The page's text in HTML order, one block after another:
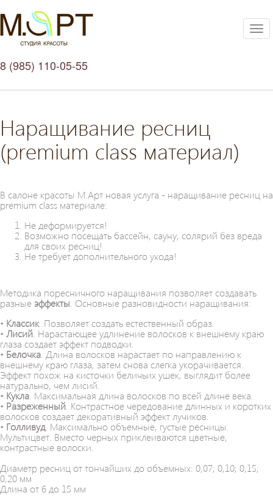
8 (985) 110-05-55
Наращивание ресниц
(premium class материал)
В салоне красоты М.Арт новая услуга - наращивание ресниц на
premium class материале:
Не деформируется!
Возможно посещать бассейн, сауну, солярий без вреда
для своих ресниц!
Не требует дополнительного ухода!
Методика поресничного наращивания позволяет создавать
разныеэффекты . Основные разновидности наращивания:
• Классик. Позволяет создать естественный образ.
• Лисий . Нарастающее удлинение волосков к внешнему краю
глаза создает эффект подводки.
• Белочка . Длина волосков нарастает по направлению к
внешнему краю глаза, затем снова слегка укорачивается.
Эффект похож на кисточки беличьих ушек, выглядит более
натурально, чем лисий.
• Кукла . Максимальная длина волосков по всей длине века.
• Разреженный . Контрастное чередование длинных и коротких
волосков создает декоративный эффект лучиков.
• Голливуд. Максимально объемные, густые ресницы.
Мультицвет. Вместо черных приклеиваются цветные,
контрастные волоски.
Диаметр ресниц от тончайших до объемных: 0,07; 0,10; 0,15;
0,20 мм
Длина от 6 до 15 мм